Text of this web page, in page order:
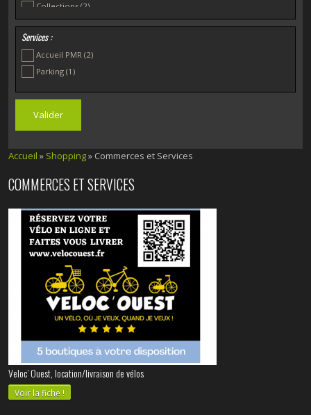
Collections(2)
Ameublement et Décoration(1)
Faïences - Arts de la table - Souvenirs
Antiquaires et Brocantes
Autres(1)
Services :
Accueil PMR(2)
Parking(1)
Accueil » Shopping» Commerces et Services
COMMERCES ET SERVICES
Veloc’ Ouest, location/livraison de vélos
Voir la fiche !